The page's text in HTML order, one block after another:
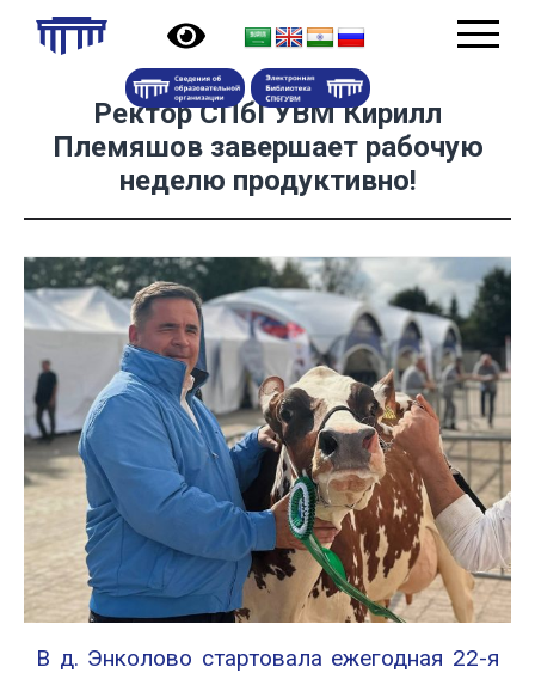
Ректор СПбГУВМ Кирилл
Племяшов завершает рабочую
неделю продуктивно!
В д. Энколово стартовала ежегодная 22-я